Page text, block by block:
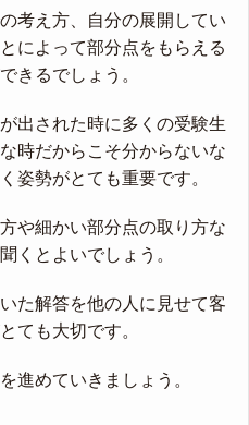
考え方、自分の展開してい
によって部分点をもらえる
きるでしょう。
出された時に多くの受験生
時だからこそ分からないな
姿勢がとても重要です。
や細かい部分点の取り方な
くとよいでしょう。
た解答を他の人に見せて客
ても大切です。
進めていきましょう。